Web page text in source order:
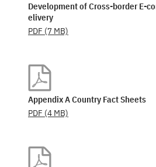
Development of Cross-border E-
elivery
PDF (7 MB)
Appendix A Country Fact Sheets
PDF (4 MB)